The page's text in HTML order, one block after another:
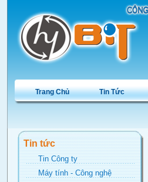
Trang Chủ Tin Tức
Tin tức
Tin Công ty
Máy tính - Công nghệ